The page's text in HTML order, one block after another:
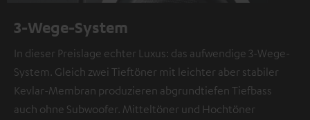
3-Wege-System
In dieser Preislage echter Luxus: das aufwendige 3-Wege-
System. Gleich zwei Tieftöner mit leichter aber stabiler
Kevlar-Membran produzieren abgrundtiefen Tiefbass
auch ohne Subwoofer. Mitteltöner und Hochtöner